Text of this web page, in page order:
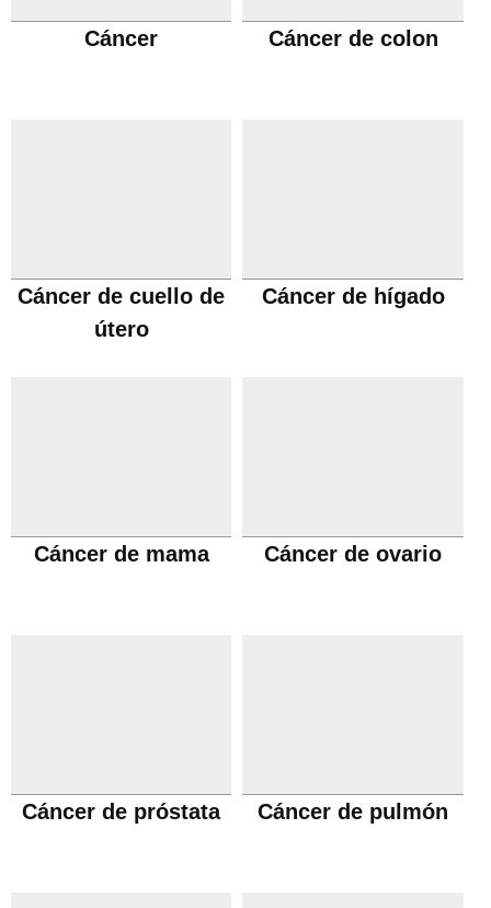
Cáncer Cáncer de colon
Cáncer de cuello de
útero
Cáncer de hígado
Cáncer de mama Cáncer de ovario
Cáncer de próstata Cáncer de pulmón